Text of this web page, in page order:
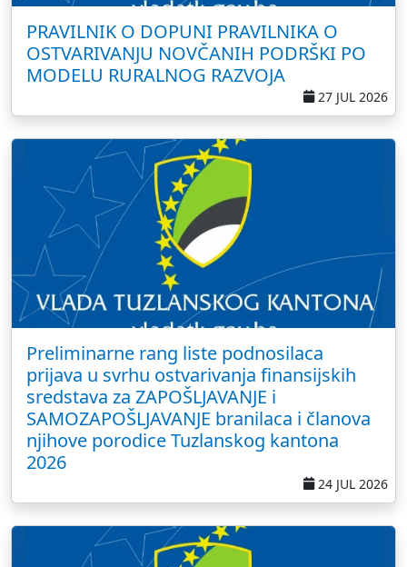
PRAVILNIK O DOPUNI PRAVILNIKA O
OSTVARIVANJU NOVČANIH PODRŠKI PO
MODELU RURALNOG RAZVOJA
27 JUL 2026
Preliminarne rang liste podnosilaca
prijava u svrhu ostvarivanja finansijskih
sredstava za ZAPOŠLJAVANJE i
SAMOZAPOŠLJAVANJE branilaca i članova
njihove porodice Tuzlanskog kantona
2026
24 JUL 2026